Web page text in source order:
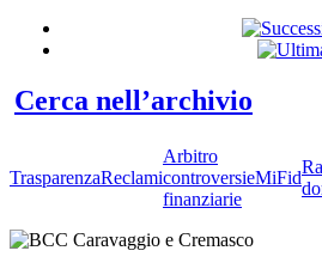
Cerca nell’archivio
TrasparenzaReclami
Arbitro
controversie
finanziarie
MiFid